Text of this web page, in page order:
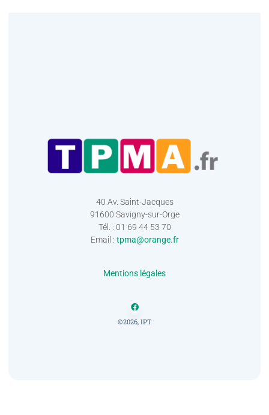
40 Av. Saint-Jacques
91600 Savigny-sur-Orge
Tél. : 01 69 44 53 70
Email : tpma@orange.fr
Mentions légales
©2026, IPT